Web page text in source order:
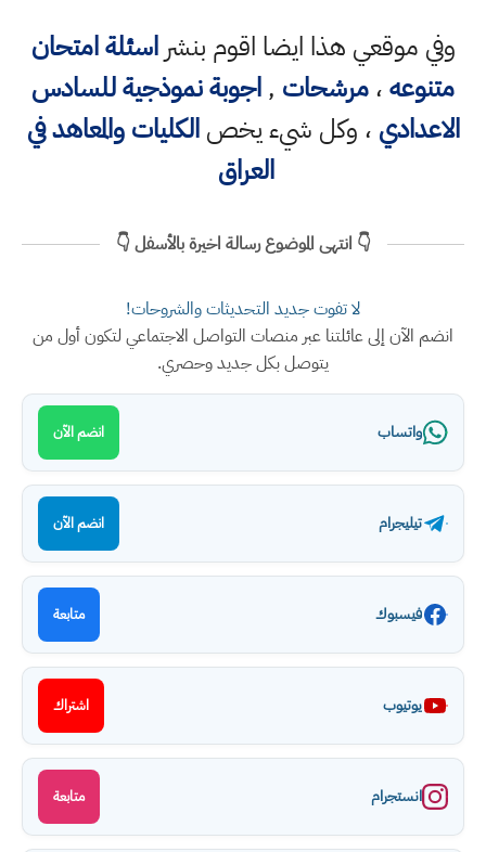
وفي موقعي هذا ايضا اقوم بنشراسئلة امتحان
متنوعه،مرشحات ,اجوبة نموذجية للسادس
الاعدادي ، وكل شيء يخصالكليات والمعاهد في
العراق
👇 انتهى الموضوع رسالة اخيرة بالأسفل 👇
لا تفوت جديد التحديثات والشروحات!
انضم الآن إلى عائلتنا عبر منصات التواصل الاجتماعي لتكون أول من
يتوصل بكل جديد وحصري.
واتساب انضم الآن
تيليجرام انضم الآن
فيسبوك متابعة
يوتيوب اشتراك
انستجرام متابعة